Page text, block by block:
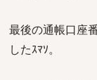
最後の通帳口座
したｽﾏｿ。